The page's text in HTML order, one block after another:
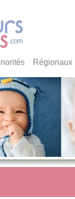
Régionaux